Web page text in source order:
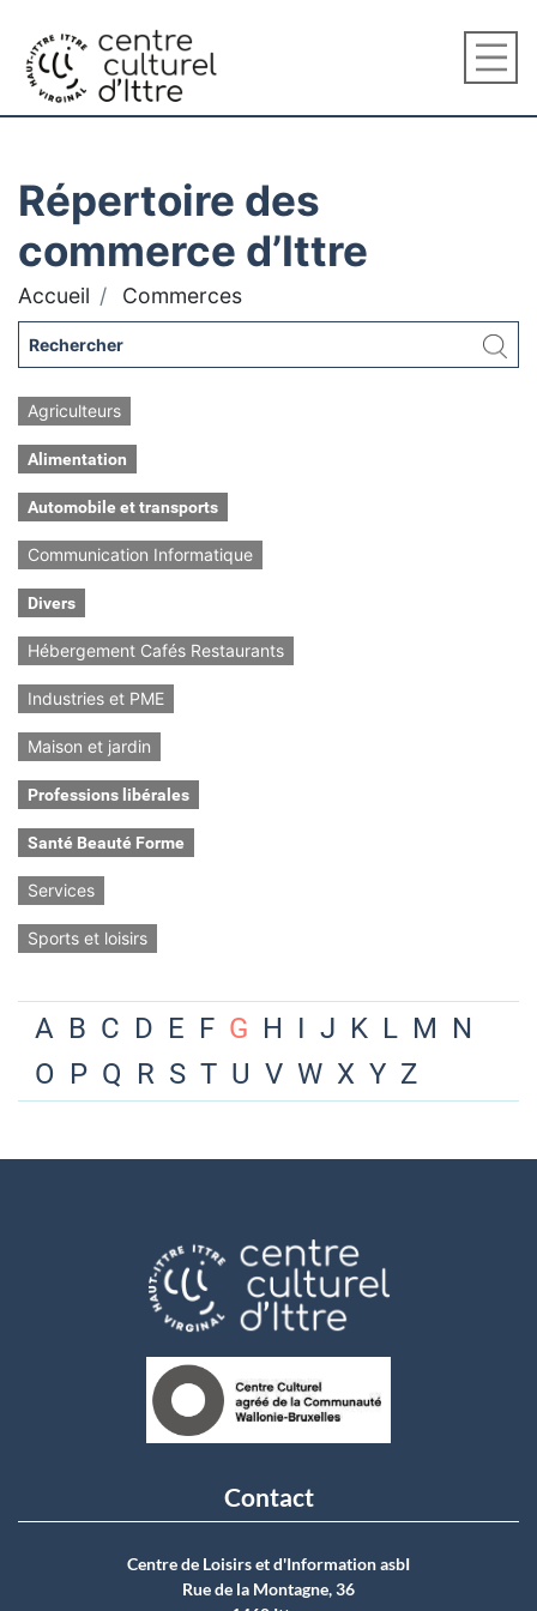
Répertoire des
commerce d’Ittre
Accueil Commerces
Agriculteurs
Alimentation
Automobile et transports
Communication Informatique
Divers
Hébergement Cafés Restaurants
Industries et PME
Maison et jardin
Professions libérales
Santé Beauté Forme
Services
Sports et loisirs
A B C D E F G H I J K L M N
O P Q R S T U V W X Y Z
Contact
Centre de Loisirs et d'Information asbI
Rue de la Montagne, 36